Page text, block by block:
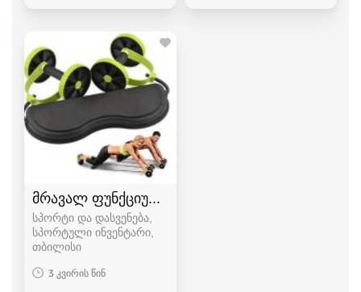
მრავალ ფუნქციური ტრენაჟორი
სპორტი და დასვენება,
სპორტული ინვენტარი
თბილისი
3 კვირის წინ